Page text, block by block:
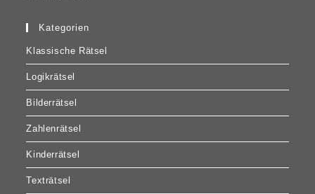
Kategorien
Klassische Rätsel
Logikrätsel
Bilderrätsel
Zahlenrätsel
Kinderrätsel
Texträtsel